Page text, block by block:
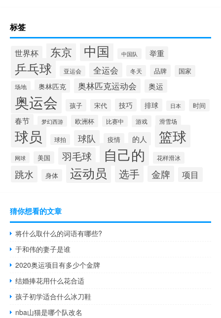
标签
世界杯 东京 中国 中国队 举重
乒乓球 亚运会 全运会 冬天 品牌 国家
场地 奥林匹克 奥林匹克运动会 奥运
奥运会 孩子 宋代 技巧 排球 日本 时间
春节 梦幻西游 欧洲杯 比赛中 游戏 滑雪场
球员 球拍 球队 疫情 的人 篮球
网球 美国 羽毛球 自己的 花样滑冰
跳水 身体 运动员 选手 金牌 项目
猜你想看的文章
将什么取什么的词语有哪些?
于和伟的妻子是谁
2020奥运项目有多少个金牌
结婚捧花用什么花合适
孩子初学适合什么冰刀鞋
nba山猫是哪个队改名